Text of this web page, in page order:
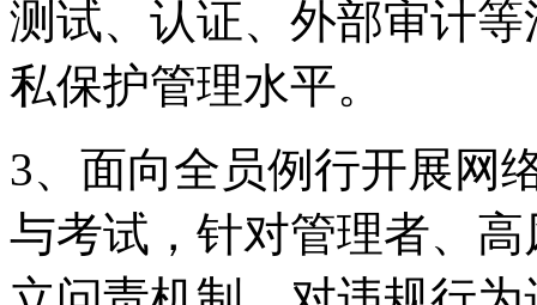
测试、认证、外部审
私保护管理水平。
3、面向全员例行开展
与考试，针对管理者